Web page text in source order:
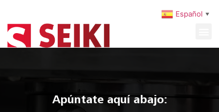
Apúntate aquí abajo:
Español ▼